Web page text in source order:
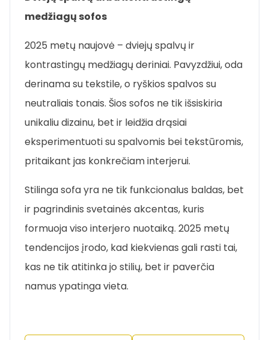
medžiagų sofos
2025 metų naujovė – dviejų spalvų ir
kontrastingų medžiagų deriniai. Pavyzdžiui, oda
derinama su tekstile, o ryškios spalvos su
neutraliais tonais. Šios sofos ne tik išsiskiria
unikaliu dizainu, bet ir leidžia drąsiai
eksperimentuoti su spalvomis bei tekstūromis,
pritaikant jas konkrečiam interjerui.
Stilinga sofa yra ne tik funkcionalus baldas, bet
ir pagrindinis svetainės akcentas, kuris
formuoja viso interjero nuotaiką. 2025 metų
tendencijos įrodo, kad kiekvienas gali rasti tai,
kas ne tik atitinka jo stilių, bet ir paverčia
namus ypatinga vieta.